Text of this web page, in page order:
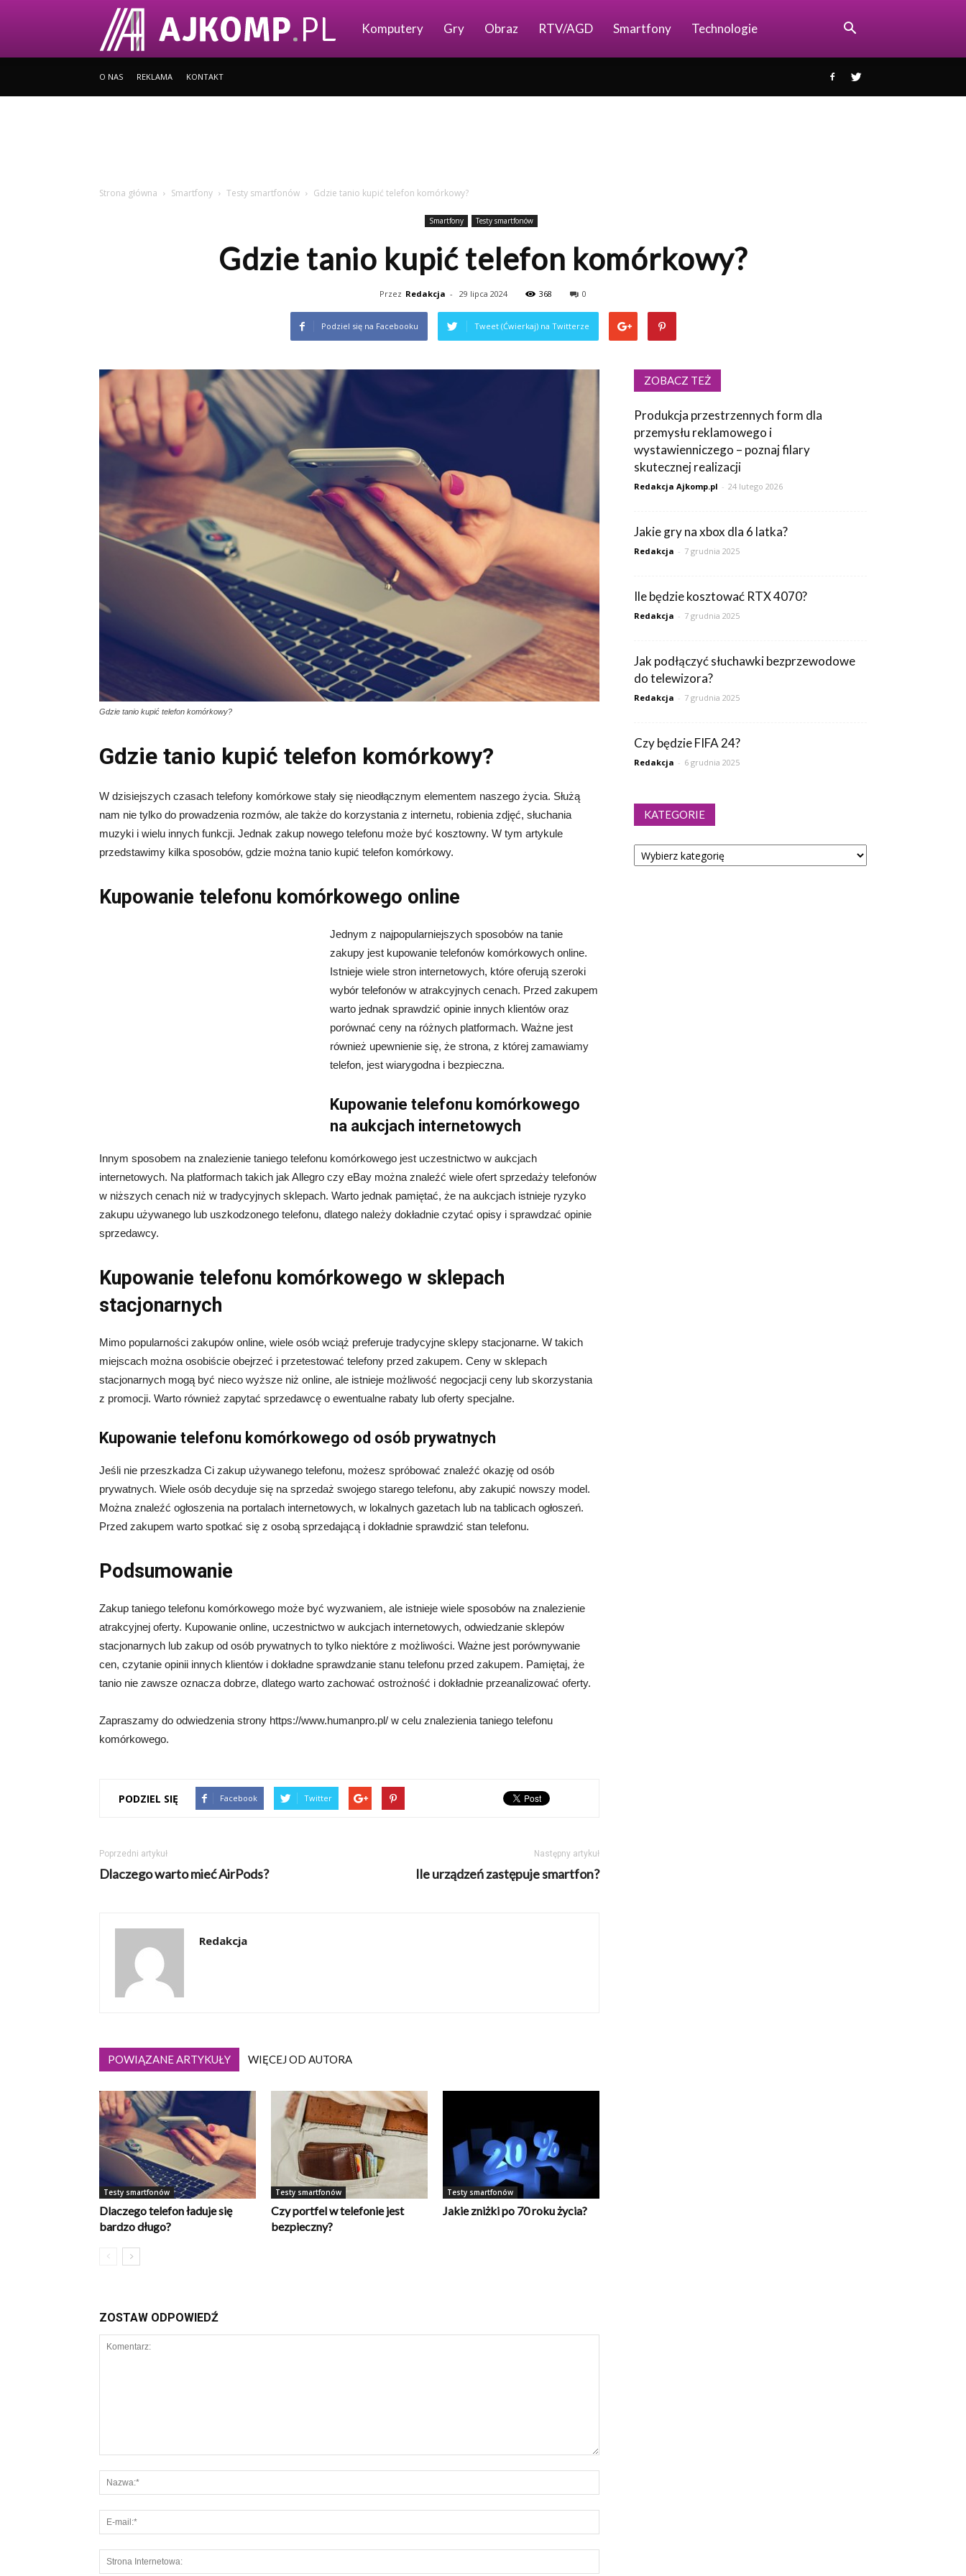
Ajkomp.pl
Komputery Gry Obraz RTV/AGD Smartfony Technologie
O NAS REKLAMA KONTAKT
Strona główna Smartfony Testy smartfonów Gdzie tanio kupić telefon komórkowy?
Smartfony Testy smartfonów
Gdzie tanio kupić telefon komórkowy?
Przez Redakcja - 29 lipca 2024 368 0
Podziel się na Facebooku Tweet (Ćwierkaj) na Twitterze
Gdzie tanio kupić telefon komórkowy?
Gdzie tanio kupić telefon komórkowy?
W dzisiejszych czasach telefony komórkowe stały się nieodłącznym elementem naszego życia. Służą
nam nie tylko do prowadzenia rozmów, ale także do korzystania z internetu, robienia zdjęć, słuchania
muzyki i wielu innych funkcji. Jednak zakup nowego telefonu może być kosztowny. W tym artykule
przedstawimy kilka sposobów, gdzie można tanio kupić telefon komórkowy.
Kupowanie telefonu komórkowego online
Jednym z najpopularniejszych sposobów na tanie
zakupy jest kupowanie telefonów komórkowych online.
Istnieje wiele stron internetowych, które oferują szeroki
wybór telefonów w atrakcyjnych cenach. Przed zakupem
warto jednak sprawdzić opinie innych klientów oraz
porównać ceny na różnych platformach. Ważne jest
również upewnienie się, że strona, z której zamawiamy
telefon, jest wiarygodna i bezpieczna.
Kupowanie telefonu komórkowego
na aukcjach internetowych
Innym sposobem na znalezienie taniego telefonu komórkowego jest uczestnictwo w aukcjach
internetowych. Na platformach takich jak Allegro czy eBay można znaleźć wiele ofert sprzedaży telefonów
w niższych cenach niż w tradycyjnych sklepach. Warto jednak pamiętać, że na aukcjach istnieje ryzyko
zakupu używanego lub uszkodzonego telefonu, dlatego należy dokładnie czytać opisy i sprawdzać opinie
sprzedawcy.
Kupowanie telefonu komórkowego w sklepach
stacjonarnych
Mimo popularności zakupów online, wiele osób wciąż preferuje tradycyjne sklepy stacjonarne. W takich
miejscach można osobiście obejrzeć i przetestować telefony przed zakupem. Ceny w sklepach
stacjonarnych mogą być nieco wyższe niż online, ale istnieje możliwość negocjacji ceny lub skorzystania
z promocji. Warto również zapytać sprzedawcę o ewentualne rabaty lub oferty specjalne.
Kupowanie telefonu komórkowego od osób prywatnych
Jeśli nie przeszkadza Ci zakup używanego telefonu, możesz spróbować znaleźć okazję od osób
prywatnych. Wiele osób decyduje się na sprzedaż swojego starego telefonu, aby zakupić nowszy model.
Można znaleźć ogłoszenia na portalach internetowych, w lokalnych gazetach lub na tablicach ogłoszeń.
Przed zakupem warto spotkać się z osobą sprzedającą i dokładnie sprawdzić stan telefonu.
Podsumowanie
Zakup taniego telefonu komórkowego może być wyzwaniem, ale istnieje wiele sposobów na znalezienie
atrakcyjnej oferty. Kupowanie online, uczestnictwo w aukcjach internetowych, odwiedzanie sklepów
stacjonarnych lub zakup od osób prywatnych to tylko niektóre z możliwości. Ważne jest porównywanie
cen, czytanie opinii innych klientów i dokładne sprawdzanie stanu telefonu przed zakupem. Pamiętaj, że
tanio nie zawsze oznacza dobrze, dlatego warto zachować ostrożność i dokładnie przeanalizować oferty.
Zapraszamy do odwiedzenia strony https://www.humanpro.pl/ w celu znalezienia taniego telefonu
komórkowego.
PODZIEL SIĘ Facebook Twitter
Poprzedni artykuł
Dlaczego warto mieć AirPods?
Następny artykuł
Ile urządzeń zastępuje smartfon?
Redakcja
POWIĄZANE ARTYKUŁY WIĘCEJ OD AUTORA
Testy smartfonów
Dlaczego telefon ładuje się
bardzo długo?
Testy smartfonów
Czy portfel w telefonie jest
bezpieczny?
Testy smartfonów
Jakie zniżki po 70 roku życia?
ZOSTAW ODPOWIEDŹ
ZOBACZ TEŻ
Produkcja przestrzennych form dla
przemysłu reklamowego i
wystawienniczego – poznaj filary
skutecznej realizacji
Redakcja Ajkomp.pl - 24 lutego 2026
Jakie gry na xbox dla 6 latka?
Redakcja - 7 grudnia 2025
Ile będzie kosztować RTX 4070?
Redakcja - 7 grudnia 2025
Jak podłączyć słuchawki bezprzewodowe
do telewizora?
Redakcja - 7 grudnia 2025
Czy będzie FIFA 24?
Redakcja - 6 grudnia 2025
KATEGORIE
Kategorie